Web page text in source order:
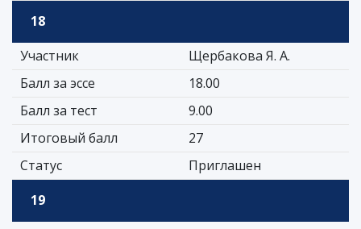
18
Участник
Щербакова Я. А.
Балл за эссе
18.00
Балл за тест
9.00
Итоговый балл
27
Статус
Приглашен
19